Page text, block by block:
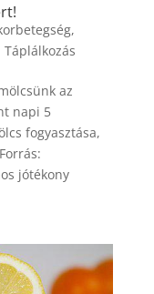
,
Táplálkozás
az
napi 5
fogyasztása,
jótékony